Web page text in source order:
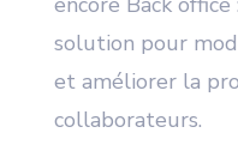
solution pour
et améliorer la
collaborateurs.